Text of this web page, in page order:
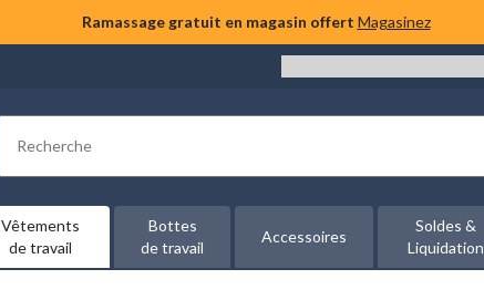
Ramassage gratuit en magasin offert Magasinez
Rechercher
Vêtements
de travail
Bottes
de travail
Accessoires
Soldes &
Liquidation